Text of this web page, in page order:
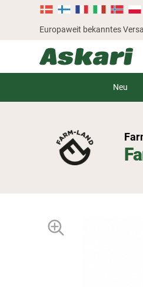
Europaweit bekanntes
Neu